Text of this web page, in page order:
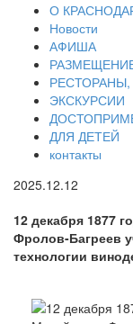
О
Новости
АФИША
ЭКСКУРСИИ
ДЛЯ ДЕТЕЙ
контакты
2025.12.12
12 декабря 1877
Фролов-Багреев
технологии